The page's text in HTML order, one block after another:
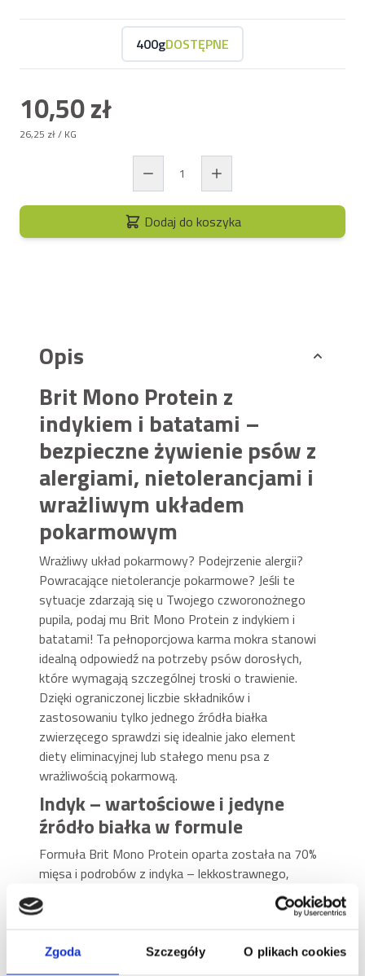
Zgoda Szczegóły O plikach cookies
400gDOSTĘPNE
10,50 zł
26,25 zł/ KG
Dodaj do koszyka
Opis
Brit Mono Protein z
indykiem i batatami –
bezpieczne żywienie psów z
alergiami, nietolerancjami i
wrażliwym układem
pokarmowym
Wrażliwy układ pokarmowy? Podejrzenie alergii?
Powracające nietolerancje pokarmowe? Jeśli te
sytuacje zdarzają się u Twojego czworonożnego
pupila, podaj mu Brit Mono Protein z indykiem i
batatami! Ta pełnoporcjowa karma mokra stanowi
idealną odpowiedź na potrzeby psów dorosłych,
które wymagają szczególnej troski o trawienie.
Dzięki ograniczonej liczbie składników i
zastosowaniu tylko jednego źródła białka
zwierzęcego sprawdzi się idealnie jako element
diety eliminacyjnej lub stałego menu psa z
wrażliwością pokarmową.
Indyk – wartościowe i jedyne
źródło białka w formule
Formuła Brit Mono Protein oparta została na 70%
mięsa i podrobów z indyka – lekkostrawnego,
zwierzęcego, które jest doskonale tolerowane
z 5% słodkich ziemniaków (batatów), które są
źródłem błonnika i węglowodanów o niskim indeksie